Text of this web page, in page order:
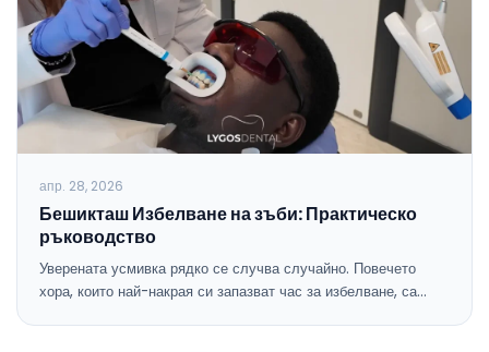
апр. 28, 2026
Бешикташ Избелване на зъби: Практическо
ръководство
Уверената усмивка рядко се случва случайно. Повечето
хора, които най-накрая си запазват час за избелване, са…